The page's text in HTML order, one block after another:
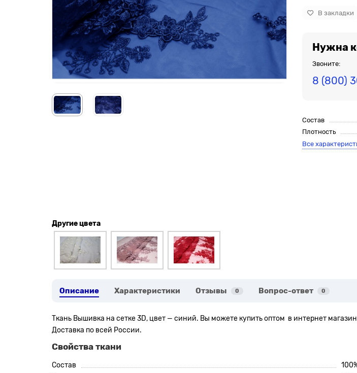
В закладки
Нужна
Звоните:
8 (800)
Состав
Плотность
Все
Другие цвета
Описание Характеристики Отзывы 0 Вопрос-ответ 0
Ткань Вышивка на сетке 3D, цвет — синий. Вы можете купить оптом в интернет
Доставка по всей России.
Свойства ткани
Состав